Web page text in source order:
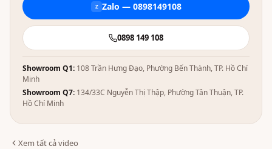
Z Zalo — 0898149108
0898 149 108
Showroom Q1: 108 Trần Hưng Đạo, Phường Bến Thành, TP. Hồ Chí
Minh
Showroom Q7: 134/33C Nguyễn Thị Thập, Phường Tân Thuận, TP.
Hồ Chí Minh
Xem tất cả video